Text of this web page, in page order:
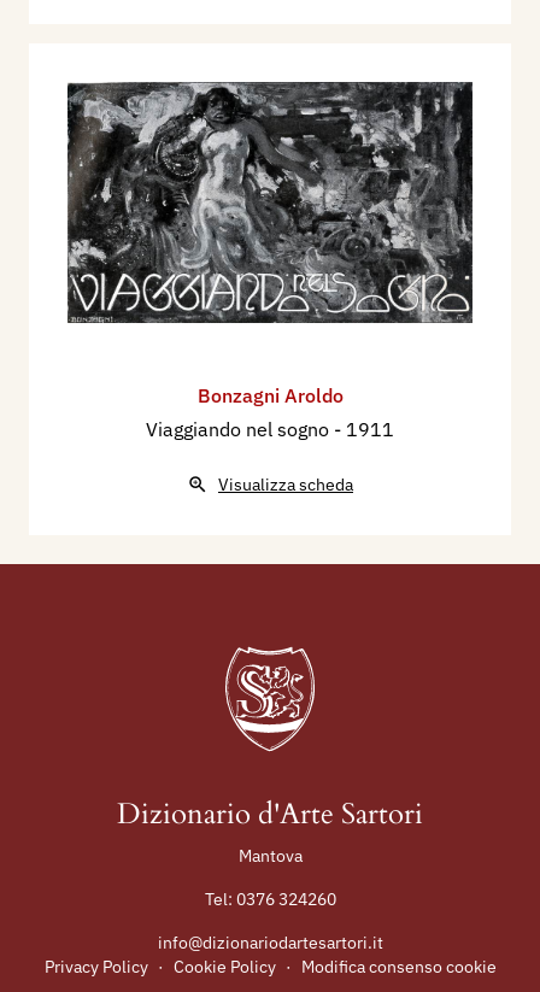
Bonzagni Aroldo
Viaggiando nel sogno - 1911
Visualizza scheda
Dizionario d'Arte Sartori
Mantova
Tel: 0376 324260
info@dizionariodartesartori.it
Privacy Policy · Cookie Policy · Modifica consenso cookie